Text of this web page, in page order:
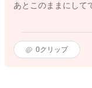
あとこのままにして
0クリップ